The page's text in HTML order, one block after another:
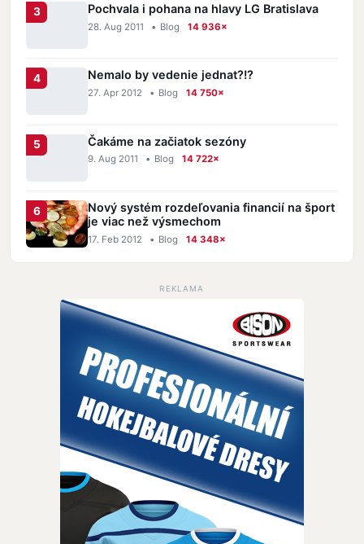
Pochvala i pohana na hlavy LG Bratislava
28. Aug 2011 • Blog 14 936×
Nemalo by vedenie jednat?!?
27. Apr 2012 • Blog 14 750×
Čakáme na začiatok sezóny
9. Aug 2011 • Blog 14 722×
Nový systém rozdeľovania financií na šport
je viac než výsmechom
17. Feb 2012 • Blog 14 348×
REKLAMA